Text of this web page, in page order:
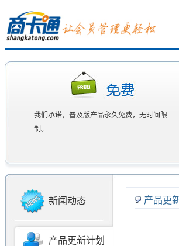
我们承诺，普及版产品永久免费，无时间限
制。
新闻动态
产品更新计划
产品更